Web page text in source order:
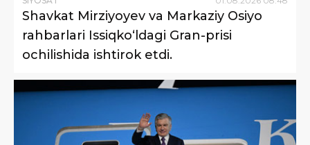
Shavkat Mirziyoyev va Markaziy Osiyo
rahbarlari Issiqko‘ldagi Gran-prisi
ochilishida ishtirok etdi.